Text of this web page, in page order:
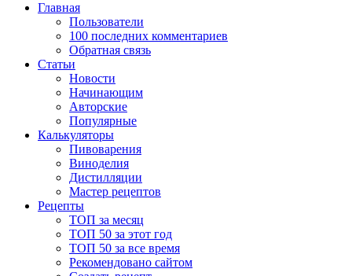
Главная
Пользователи
100 последних комментариев
Обратная связь
Статьи
Новости
Начинающим
Авторские
Популярные
Калькуляторы
Пивоварения
Виноделия
Дистилляции
Мастер рецептов
Рецепты
ТОП за месяц
ТОП 50 за этот год
ТОП 50 за все время
Рекомендовано сайтом